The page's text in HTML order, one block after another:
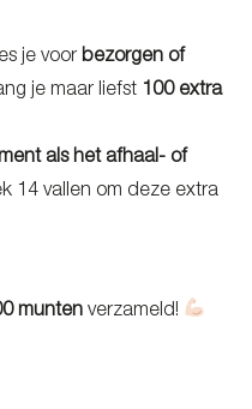
je voor bezorgen of
je maar liefst 100 extra
als het afhaal- of
14 vallen om deze extra
munten verzameld!